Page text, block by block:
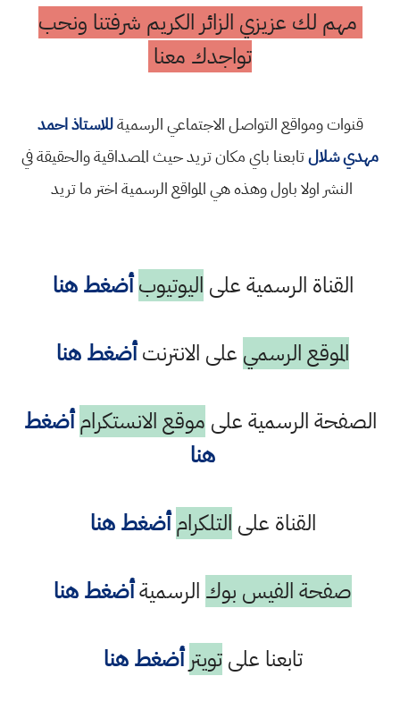
مهم لك عزيزي الزائر الكريم شرفتنا ونحب
تواجدك معنا
قنوات ومواقع التواصل الاجتماعي الرسميةللاستاذ احمد
مهدي شلالتابعنا باي مكان تريد حيث المصداقية والحقيقة في
النشر اولا باول وهذه هي المواقع الرسمية اختر ما تريد
القناة الرسمية على اليوتيوب أضغط هنا
الموقع الرسمي على الانترنتأضغط هنا
الصفحة الرسمية على موقع الانستكرام أضغط
هنا
القناة على التلكرام أضغط هنا
صفحة الفيس بوك الرسميةأضغط هنا
تابعنا علىتويتر أضغط هنا